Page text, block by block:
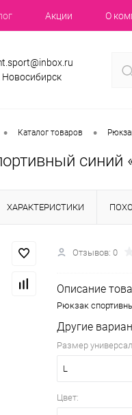
Акции О
Новосибирск
• Каталог товаров •
синий
ХАРАКТЕРИСТИКИ
Отзывов: 0
Описание
Рюкзак
Другие
Размер
L
Цвет: